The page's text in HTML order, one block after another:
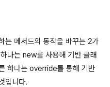
는 메서드의 동작을 바꾸는 2가
나는 new를 사용해 기반 클래
하나는 override를 통해 기반
입니다.